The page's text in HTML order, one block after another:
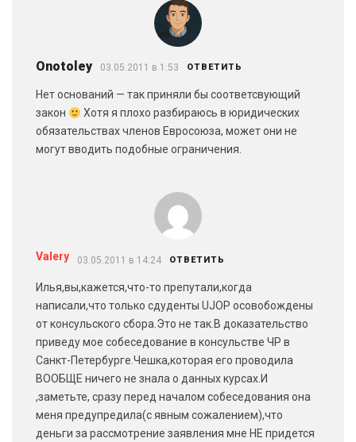
Onotoley 03.05.2011 в 1:53 ОТВЕТИТЬ
Нет оснований — так приняли бы соответсвующий
закон
Хотя я плохо разбираюсь в юридических
обязательствах членов Евросоюза, может они не
могут вводить подобные ограничения.
Valery 03.05.2011 в 14:24 ОТВЕТИТЬ
Илья,вы,кажется,что-то препутали,когда
написали,что только сдуденты UJOP осовобождены
от консульского сбора.Это не так.В доказательство
приведу мое собеседование в консульстве ЧР в
Санкт-Петербурге.Чешка,которая его проводила
ВООБЩЕ ничего не знала о данных курсах.И
,заметьте, сразу перед началом собеседования она
меня предупредила(с явным сожалением),что
деньги за рассмотрение заявления мне НЕ придется